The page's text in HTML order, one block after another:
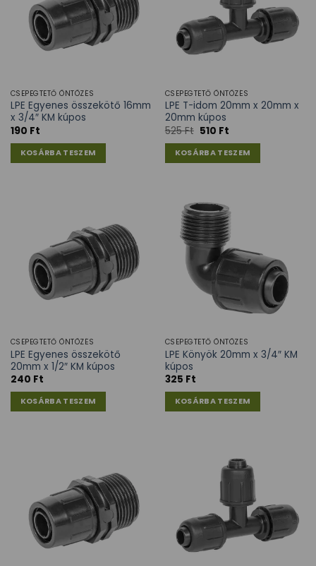
CSEPEGTETŐ ÖNTÖZÉS
LPE Egyenes összekötő 16mm
x 3/4″ KM kúpos
190 Ft
KOSÁRBA TESZEM
CSEPEGTETŐ ÖNTÖZÉS
LPE T-idom 20mm x 20mm x
20mm kúpos
525Ft 510 Ft
KOSÁRBA TESZEM
CSEPEGTETŐ ÖNTÖZÉS
LPE Egyenes összekötő
20mm x 1/2″ KM kúpos
240 Ft
KOSÁRBA TESZEM
CSEPEGTETŐ ÖNTÖZÉS
LPE Könyök 20mm x 3/4″ KM
kúpos
325 Ft
KOSÁRBA TESZEM